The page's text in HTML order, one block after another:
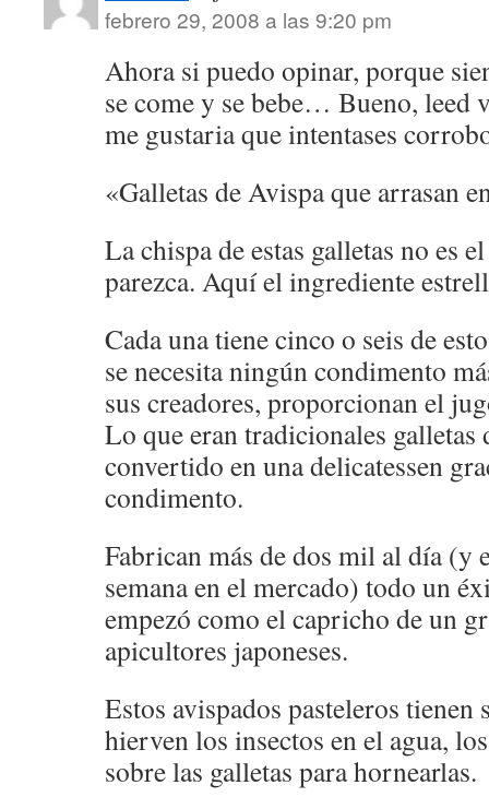
febrero 29, 2008 a las 9:20 pm
Ahora si puedo opinar, porque
se come y se bebe… Bueno, leed
me gustaria que intentases
«Galletas de Avispa que arrasan
La chispa de estas galletas no es
parezca. Aquí el ingrediente
Cada una tiene cinco o seis de
se necesita ningún condimento
sus creadores, proporcionan el
Lo que eran tradicionales galletas
convertido en una delicatessen
condimento.
Fabrican más de dos mil al día (y
semana en el mercado) todo un
empezó como el capricho de un
apicultores japoneses.
Estos avispados pasteleros
hierven los insectos en el agua,
sobre las galletas para hornearlas.